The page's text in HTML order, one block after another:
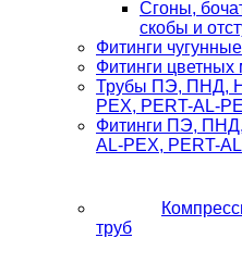
Сгоны,
скобы и
Фитинги чугунные
Фитинги цветных
Трубы ПЭ, ПНД,
PEX, PERT-AL-
Фитинги ПЭ,
AL-PEX, PERT-
труб